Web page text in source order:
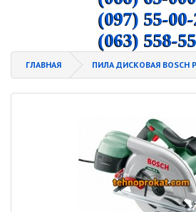
(097) 55-
(063) 558-
ГЛАВНАЯ ПИЛА ДИСКОВАЯ BOSCH